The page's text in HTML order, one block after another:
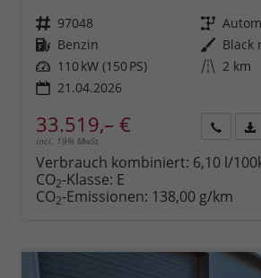
Fahrzeugnr. 97048 Getriebe
Kraftstoff Benzin Außenfarbe Black
Leistung 110 kW (150 PS) Kilometerstand 2 km
21.04.2026
33.519,– €
incl. 19% MwSt.
Verbrauch kombiniert: 6,10 l/
CO2-Klasse: E
CO2-Emissionen: 138,00 g/km